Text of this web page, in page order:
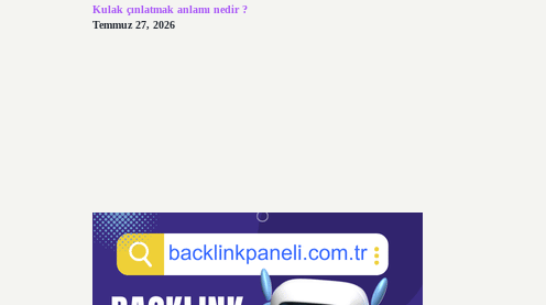
Kulak çınlatmak anlamı nedir ?
Temmuz 27, 2026